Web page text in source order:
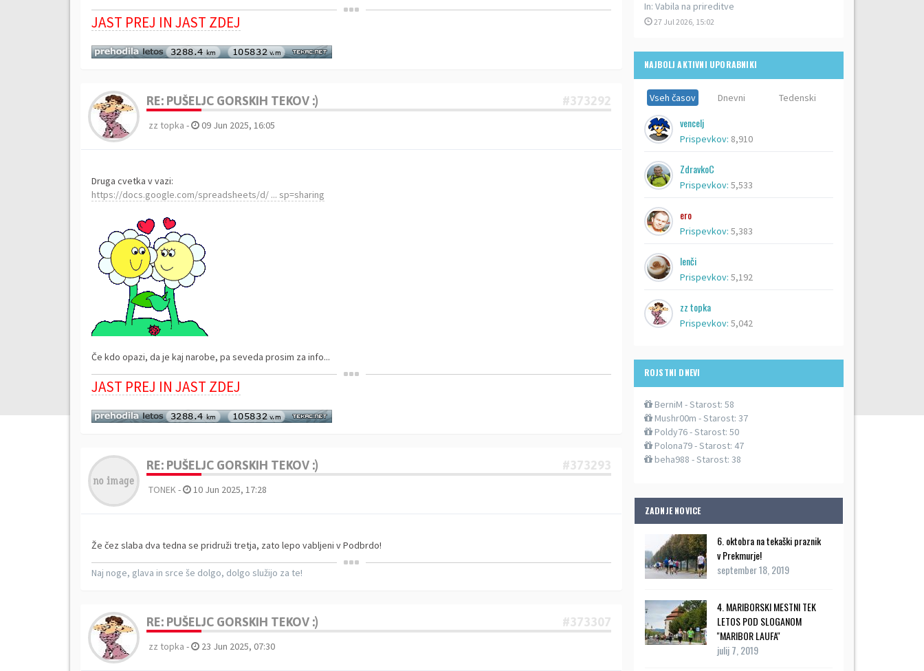
In: Vabila na prireditve
27 Jul 2026, 15:02
NAJBOLJ AKTIVNI UPORABNIKI
Vseh časov Dnevni Tedenski
vencelj
Prispevkov: 8,910
ZdravkoC
Prispevkov: 5,533
ero
Prispevkov: 5,383
lenči
Prispevkov: 5,192
zz topka
Prispevkov: 5,042
ROJSTNI DNEVI
BerniM - Starost: 58
Mushr00m - Starost: 37
Poldy76- Starost: 50
Polona79- Starost: 47
beha988 - Starost: 38
ZADNJE NOVICE
6. oktobra na tekaški praznik
v Prekmurje!
september 18, 2019
4. MARIBORSKI MESTNI TEK
LETOS POD SLOGANOM
''MARIBOR LAUFA''
julij 7, 2019
JAST PREJ IN JAST ZDEJ
RE: PUŠELJC GORSKIH TEKOV :) #373292
zz topka - 09 Jun 2025, 16:05
Druga cvetka v vazi:
https://docs.google.com/spreadsheets/d/ ... sp=sharing
Če kdo opazi, da je kaj narobe, pa seveda prosim za info...
JAST PREJ IN JAST ZDEJ
RE: PUŠELJC GORSKIH TEKOV :) #373293
TONEK- 10 Jun 2025, 17:28
Že čez slaba dva tedna se pridruži tretja, zato lepo vabljeni v Podbrdo!
Naj noge, glava in srce še dolgo, dolgo služijo za te!
RE: PUŠELJC GORSKIH TEKOV :) #373307
zz topka - 23 Jun 2025, 07:30